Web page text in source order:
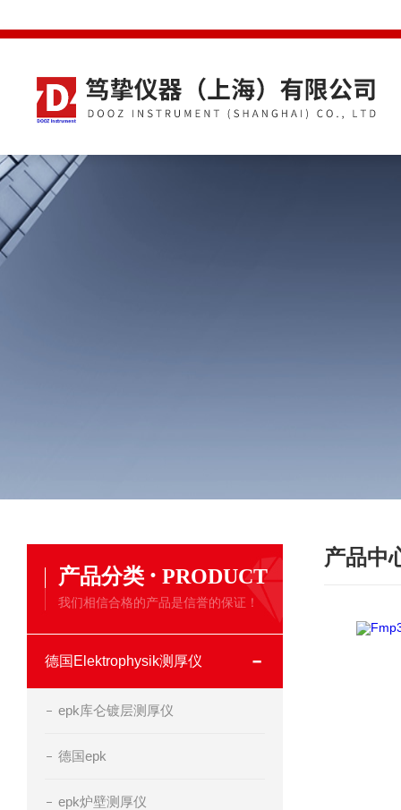
产品分类 · PRODUCT
我们相信合格的产品是信誉的保证！
德国Elektrophysik测厚仪
epk库仑镀层测厚仪
德国epk
epk炉壁测厚仪
产品中